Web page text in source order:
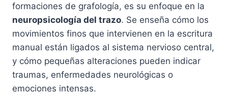
formaciones de grafología, es su enfoque en la
neuropsicología del trazo. Se enseña cómo los
movimientos finos que intervienen en la escritura
manual están ligados al sistema nervioso central,
y cómo pequeñas alteraciones pueden indicar
traumas, enfermedades neurológicas o
emociones intensas.